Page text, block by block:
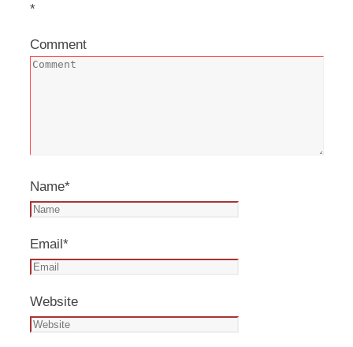
*
Comment
Name*
Email*
Website